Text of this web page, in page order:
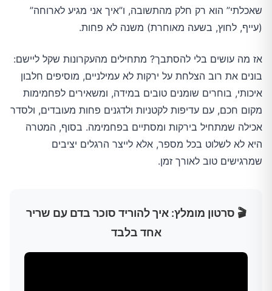
שאכלתי” הוא רק חלק מהתשובה, ו”איך אני מגיע לארוחה”
(עייף, לחוץ, בשעה מאוחרת) משנה לא פחות.
אז מה עושים בלי להסתבך? מתחילים מהעקרונות שקל ליישם:
בונים את רוב הצלחת על ירקות לא עמילניים, מוסיפים חלבון
איכותי, בוחרים שומנים טובים במידה, ומשאירים לפחמימות
מקום חכם, עם עדיפות לקטניות ולדגנים פחות מעובדים, ולסדר
אכילה שמתחיל בירקות ומסתיים בפחמימה. בסוף, המטרה
היא לא לשלוט בכל מספר, אלא לייצר הרגלים יציבים
שמרגישים טוב לאורך זמן.
🎬 סרטון מומלץ: איך להוריד סוכר בדם עם שריר
אחד בלבד